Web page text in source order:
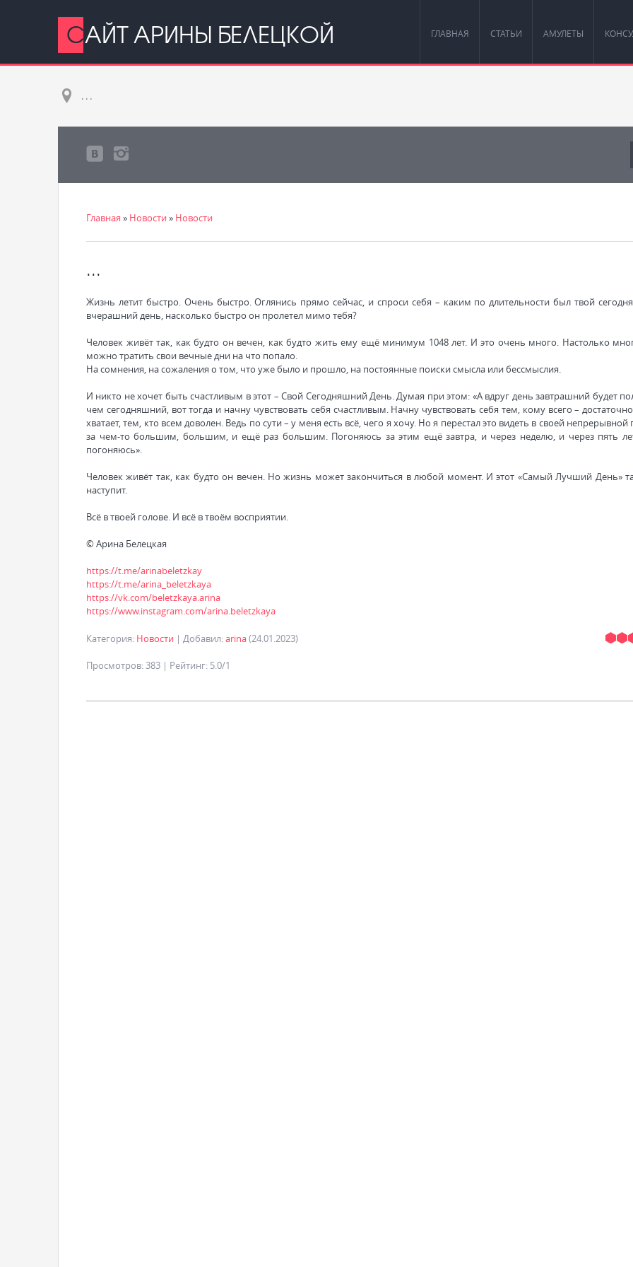
САЙТ АРИНЫ БЕЛЕЦКОЙ ГЛАВНАЯ СТАТЬИ АМУЛЕТЫ
...
Главная » Новости» Новости
...
Жизнь летит быстро. Очень быстро. Оглянись прямо сейчас, и спроси себя – каким по длительности был твой
вчерашний день, насколько быстро он пролетел мимо тебя?
Человек живёт так, как будто он вечен, как будто жить ему ещё минимум 1048 лет. И это очень много. Настолько
можно тратить свои вечные дни на что попало.
На сомнения, на сожаления о том, что уже было и прошло, на постоянные поиски смысла или бессмыслия.
И никто не хочет быть счастливым в этот – Свой Сегодняшний День. Думая при этом: «А вдруг день завтрашний будет
чем сегодняшний, вот тогда и начну чувствовать себя счастливым. Начну чувствовать себя тем, кому всего –
хватает, тем, кто всем доволен. Ведь по сути – у меня есть всё, чего я хочу. Но я перестал это видеть в своей непрерывной
за чем-то большим, большим, и ещё раз большим. Погоняюсь за этим ещё завтра, и через неделю, и через пять
погоняюсь».
Человек живёт так, как будто он вечен. Но жизнь может закончиться в любой момент. И этот «Самый Лучший День»
наступит.
Всё в твоей голове. И всё в твоём восприятии.
© Арина Белецкая
https://t.me/arinabeletzkay
https://t.me/arina_beletzkaya
https://vk.com/beletzkaya.arina
https://www.instagram.com/arina.beletzkaya
Категория: Новости | Добавил:arina(24.01.2023)
Просмотров:383 | Рейтинг: 5.0/1